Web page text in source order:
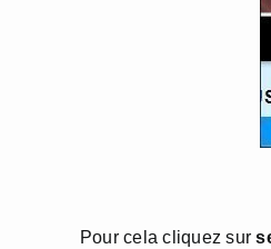
Pour cela cliquez sur